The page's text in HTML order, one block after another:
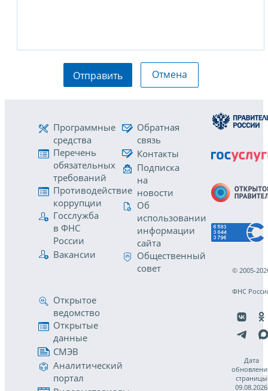
Отправить Отмена
Программные
средства
Перечень
обязательных
требований
Противодействие
коррупции
Госслужба
в ФНС
России
Вакансии
Обратная
связь
Контакты
Подписка
на
новости
Об
использовании
информации
сайта
Общественный
совет
Открытое
ведомство
Открытые
данные
СМЭВ
Аналитический
портал
© 2005-
ФНС
Дата
страницы
09.08.2026